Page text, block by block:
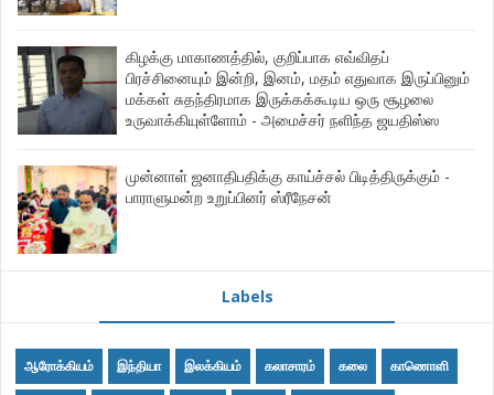
கிழக்கு மாகாணத்தில், குறிப்பாக எவ்விதப்
பிரச்சினையும் இன்றி, இனம், மதம் எதுவாக இருப்பினும்
மக்கள் சுதந்திரமாக இருக்கக்கூடிய ஒரு சூழலை
உருவாக்கியுள்ளோம் - அமைச்சர் நளிந்த ஜயதிஸ்ஸ
முன்னாள் ஜனாதிபதிக்கு காய்ச்சல் பிடித்திருக்கும் -
பாராளுமன்ற உறுப்பினர் ஸ்ரீநேசன்
Labels
ஆரோக்கியம் இந்தியா இலக்கியம் கலாசாரம் கலை காணொளி